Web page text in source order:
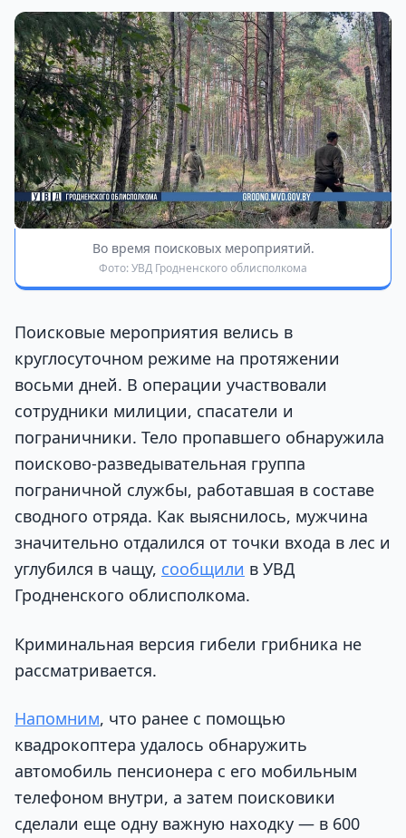
Во время поисковых мероприятий.
Фото: УВД Гродненского облисполкома
Поисковые мероприятия велись в
круглосуточном режиме на протяжении
восьми дней. В операции участвовали
сотрудники милиции, спасатели и
пограничники. Тело пропавшего обнаружила
поисково-разведывательная группа
пограничной службы, работавшая в составе
сводного отряда. Как выяснилось, мужчина
значительно отдалился от точки входа в лес и
углубился в чащу, сообщили в УВД
Гродненского облисполкома.
Криминальная версия гибели грибника не
рассматривается.
Напомним, что ранее с помощью
квадрокоптера удалось обнаружить
автомобиль пенсионера с его мобильным
телефоном внутри, а затем поисковики
сделали еще одну важную находку — в 600